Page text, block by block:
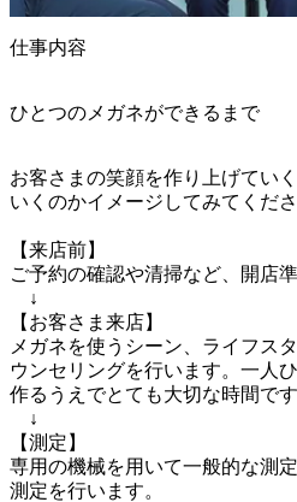
仕事内容
ひとつのメガネができるまで
お客さまの笑顔を作り上げてい
いくのかイメージしてみてくだ
【来店前】
ご予約の確認や清掃など、開店
↓
【お客さま来店】
メガネを使うシーン、ライフス
ウンセリングを行います。一人
作るうえでとても大切な時間です
↓
【測定】
専用の機械を用いて一般的な測
測定を行います。